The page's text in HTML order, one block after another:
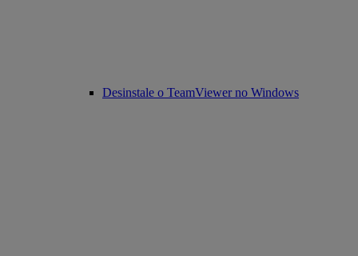
Desinstale o TeamViewer no Windows